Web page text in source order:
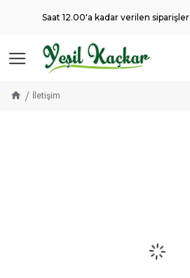
Saat 12.00'a kadar verilen siparişler
İletişim